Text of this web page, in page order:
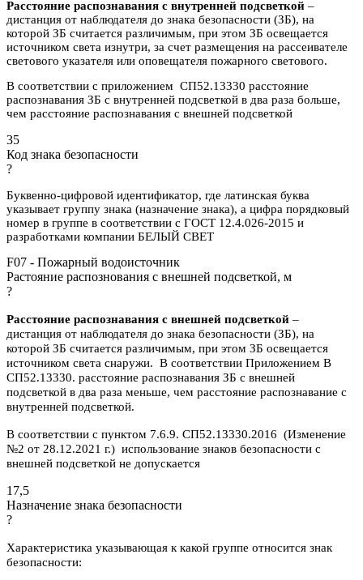
Расстояние распознавания с внутренней подсветкой –
дистанция от наблюдателя до знака безопасности (ЗБ), на
которой ЗБ считается различимым, при этом ЗБ освещается
источником света изнутри, за счет размещения на рассеивателе
светового указателя или оповещателя пожарного светового.
В соответствии с приложением СП52.13330 расстояние
распознавания ЗБ с внутренней подсветкой в два раза больше,
чем расстояние распознавания с внешней подсветкой
35
Код знака безопасности
?
Буквенно-цифровой идентификатор, где латинская буква
указывает группу знака (назначение знака), а цифра порядковый
номер в группе в соответствии с ГОСТ 12.4.026-2015 и
разработками компании БЕЛЫЙ СВЕТ
F07 - Пожарный водоисточник
Растояние распознования с внешней подсветкой, м
?
Расстояние распознавания с внешней подсветкой –
дистанция от наблюдателя до знака безопасности (ЗБ), на
которой ЗБ считается различимым, при этом ЗБ освещается
источником света снаружи. В соответствии Приложением В
СП52.13330. расстояние распознавания ЗБ с внешней
подсветкой в два раза меньше, чем расстояние распознавание с
внутренней подсветкой.
В соответствии с пунктом 7.6.9. СП52.13330.2016 (Изменение
№2 от 28.12.2021 г.) использование знаков безопасности с
внешней подсветкой не допускается
17,5
Назначение знака безопасности
?
Характеристика указывающая к какой группе относится знак
безопасности: